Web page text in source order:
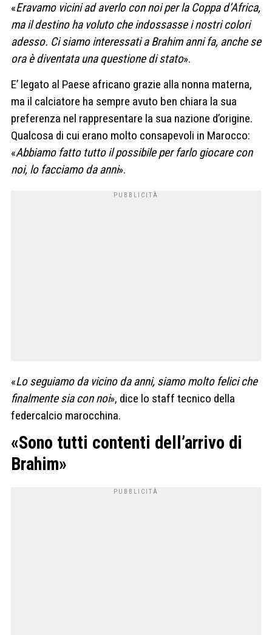
«Eravamo vicini ad averlo con noi per la Coppa d’Africa,
ma il destino ha voluto che indossasse i nostri colori
adesso. Ci siamo interessati a Brahim anni fa, anche se
ora è diventata una questione di stato».
E’ legato al Paese africano grazie alla nonna materna,
ma il calciatore ha sempre avuto ben chiara la sua
preferenza nel rappresentare la sua nazione d’origine.
Qualcosa di cui erano molto consapevoli in Marocco:
«Abbiamo fatto tutto il possibile per farlo giocare con
noi, lo facciamo da anni».
«Lo seguiamo da vicino da anni, siamo molto felici che
finalmente sia con noi», dice lo staff tecnico della
federcalcio marocchina.
«Sono tutti contenti dell’arrivo di
Brahim»